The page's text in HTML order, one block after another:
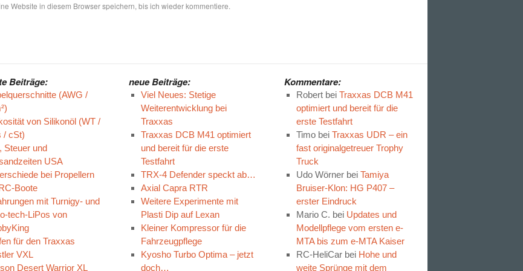
Website in diesem Browser speichern, bis ich wieder kommentiere.
Beiträge:
(AWG /
von Silikonöl (WT /
/ cSt)
Steuer und
USA
bei Propellern
Boote
mit Turnigy- und
tech-LiPos von
für den Traxxas
VXL
Desert Warrior XL
neue Beiträge:
Viel Neues: Stetige
Weiterentwicklung bei
Traxxas
Traxxas DCB M41 optimiert
und bereit für die erste
Testfahrt
TRX-4 Defender speckt ab…
Axial Capra RTR
Weitere Experimente mit
Plasti Dip auf Lexan
Kleiner Kompressor für die
Fahrzeugpflege
Kyosho Turbo Optima – jetzt
doch…
Kommentare:
Robertbei Traxxas DCB M41
optimiert und bereit für die
erste Testfahrt
Timobei Traxxas UDR – ein
fast originalgetreuer Trophy
Truck
Udo Wörnerbei Tamiya
Bruiser-Klon: HG P407 –
erster Eindruck
Mario C. bei Updates und
Modellpflege vom ersten e-
MTA bis zum e-MTA Kaiser
RC-HeliCarbei Hohe und
weite Sprünge mit dem